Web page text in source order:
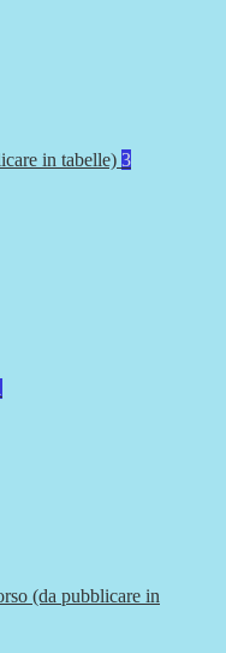
in tabelle) 3
(da pubblicare in